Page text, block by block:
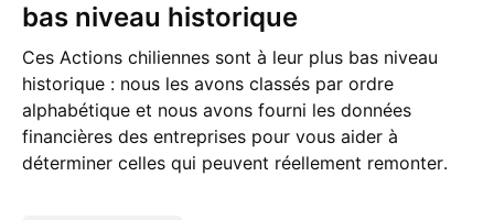
bas niveau historique
Ces Actions chiliennes sont à leur plus bas niveau
historique : nous les avons classés par ordre
alphabétique et nous avons fourni les données
financières des entreprises pour vous aider à
déterminer celles qui peuvent réellement remonter.